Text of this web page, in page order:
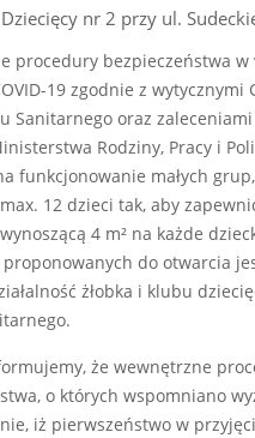
nr 2 przy ul.
procedury bezpieczeństwa w
19 zgodnie z wytycznymi
Sanitarnego oraz
Rodziny, Pracy i
funkcjonowanie małych
12 dzieci tak, aby
4 m² na każde
do otwarcia
żłobka i klubu
że wewnętrzne
o których wspomniano
iż pierwszeństwo w